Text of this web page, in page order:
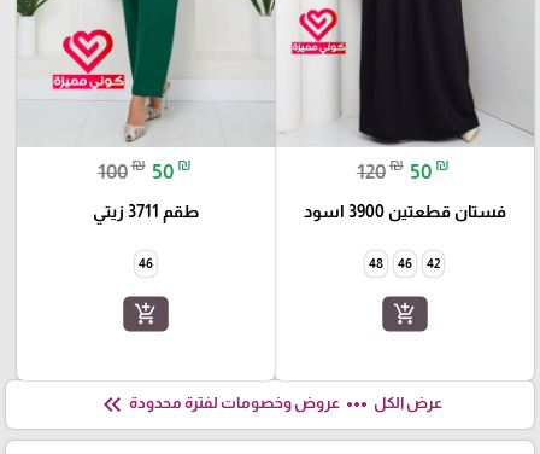
120₪ 50 ₪
فستان قطعتين 3900 اسود
42
46
48
add_shopping_cart
100₪ 50 ₪
طقم 3711 زيتي
46
add_shopping_cart
عرض الكل more_horiz عروض وخصومات لفترة محدودة keyboard_double_arrow_left